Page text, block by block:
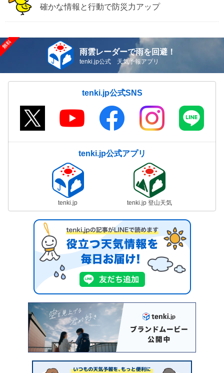
確かな情報と行動で防災力アップ
雨雲レーダーで雨を回避！
tenki.jp公式 天気予報アプリ
tenki.jp公式SNS
tenki.jp公式アプリ
tenki.jp tenki.jp 登山天気